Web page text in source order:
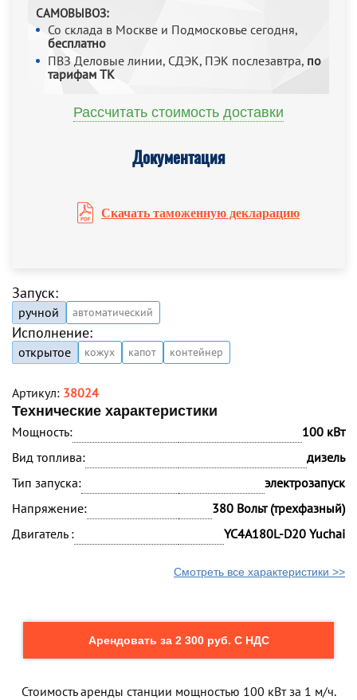
САМОВЫВОЗ:
Со склада в Москве и Подмосковье сегодня,
бесплатно
ПВЗ Деловые линии, СДЭК, ПЭК послезавтра, по
тарифам ТК
Рассчитать стоимость доставки
Документация
Скачать таможенную декларацию
Запуск:
ручной автоматический
Исполнение:
открытое кожух капот контейнер
Артикул: 38024
Технические характеристики
Мощность:
100 кВт
Вид топлива:
дизель
Тип запуска:
электрозапуск
Напряжение:
380 Вольт (трехфазный)
Двигатель :
YC4A180L-D20 Yuchai
Смотреть все характеристики >>
Арендовать за 2 300 руб. С НДС
Стоимость аренды станции мощностью 100 кВт за 1 м/ч.